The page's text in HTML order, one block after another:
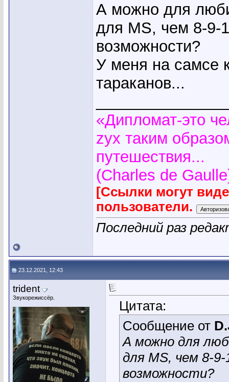
А можно для
для MS, чем 8-9-
возможности?
У меня на самсе
тараканов...
«Дипломат-это
zyx таким
путешествия...
(Charles de
[Ссылки могут
пользователи.
Последний раз
23.12.2021, 12:43
trident
Звукорежиссёр.
Цитата:
Сообщение от
А можно для
для MS, чем 8-
возможности?